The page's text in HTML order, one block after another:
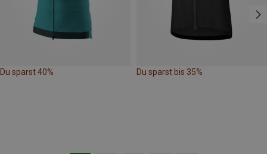
Du sparst 40% Du sparst bis 35%